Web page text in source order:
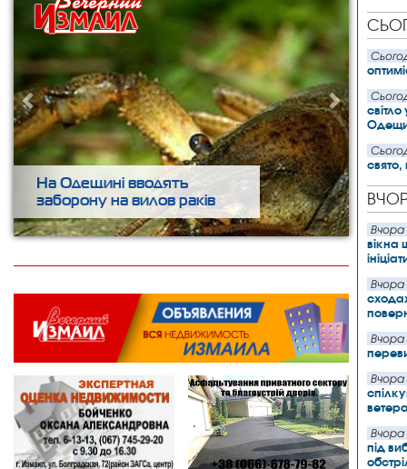
На Одещині вводять
заборону на вилов раків
Вчора
вікна
Вчора
Вчора
Вчора
Вчора
під